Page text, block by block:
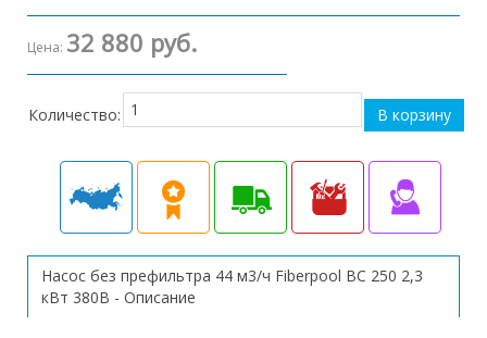
Цена: 32 880 руб.
Количество:
Насос без префильтра 44 м3/ч Fiberpool BC 250 2,3
кВт 380В - Описание